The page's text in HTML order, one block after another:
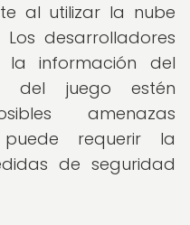
al utilizar la nube
desarrolladores
información del
del juego estén
amenazas
requerir la
de seguridad